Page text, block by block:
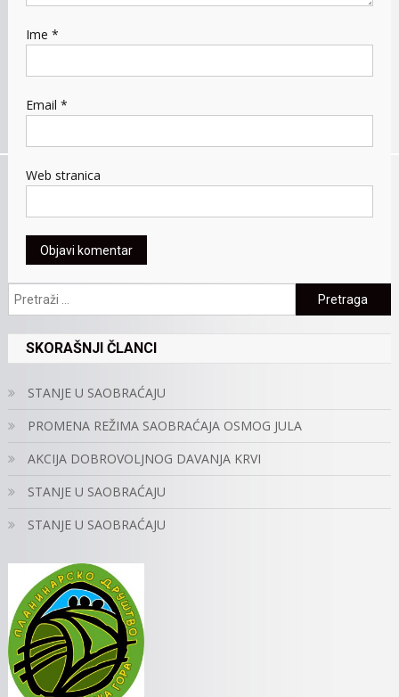
Ime *
Email *
Web stranica
Pretraga:
SKORAŠNJI ČLANCI
STANJE U SAOBRAĆAJU
PROMENA REŽIMA SAOBRAĆAJA OSMOG JULA
AKCIJA DOBROVOLJNOG DAVANJA KRVI
STANJE U SAOBRAĆAJU
STANJE U SAOBRAĆAJU